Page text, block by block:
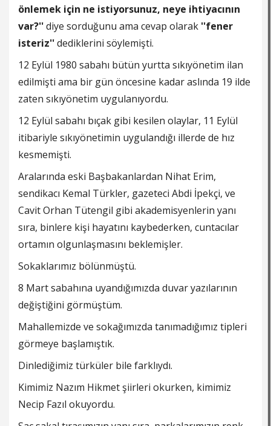
önlemek için ne istiyorsunuz, neye ihtiyacının
var?''diye sorduğunu ama cevap olarak ''fener
isteriz''dediklerini söylemişti.
12 Eylül 1980 sabahı bütün yurtta sıkıyönetim ilan
edilmişti ama bir gün öncesine kadar aslında 19 ilde
zaten sıkıyönetim uygulanıyordu.
12 Eylül sabahı bıçak gibi kesilen olaylar, 11 Eylül
itibariyle sıkıyönetimin uygulandığı illerde de hız
kesmemişti.
Aralarında eski Başbakanlardan Nihat Erim,
sendikacı Kemal Türkler, gazeteci Abdi İpekçi, ve
Cavit Orhan Tütengil gibi akademisyenlerin yanı
sıra, binlere kişi hayatını kaybederken, cuntacılar
ortamın olgunlaşmasını beklemişler.
Sokaklarımız bölünmüştü.
8 Mart sabahına uyandığımızda duvar yazılarının
değiştiğini görmüştüm.
Mahallemizde ve sokağımızda tanımadığımız tipleri
görmeye başlamıştık.
Dinlediğimiz türküler bile farklıydı.
Kimimiz Nazım Hikmet şiirleri okurken, kimimiz
Necip Fazıl okuyordu.